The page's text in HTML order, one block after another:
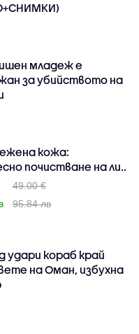
младеж е
за убийството на
кожа:
почистване на ли..
49.00 €
95.84 лв
удари кораб край
на Оман, избухна